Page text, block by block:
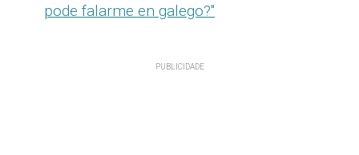
pode falarme en galego?"